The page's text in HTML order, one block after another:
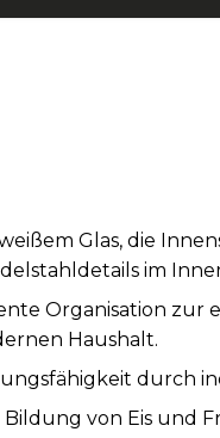
Glas, die
im
Organisation
Haushalt.
durch
von Eis und